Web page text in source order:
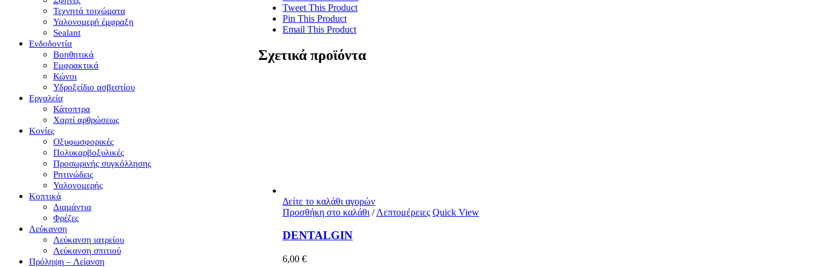
Tweet This Product
Pin This Product
Email This Product
Σχετικά προϊόντα
Δείτε το καλάθι αγορών
Προσθήκη στο καλάθι / Λεπτομέρειες Quick View
DENTALGIN
6,00 €
Τεχνητά τοιχώματα
Υαλονομερή έμφραξη
Sealant
Ενδοδοντία
Βοηθητικά
Εμφρακτικά
Κώνοι
Υδροξείδιο ασβεστίου
Εργαλεία
Κάτοπτρα
Χαρτί αρθρώσεως
Κονίες
Οξυφωσφορικές
Πολυκαρβοξυλικές
Προσωρινής συγκόλλησης
Ρητινώδεις
Υαλονομερής
Κοπτικά
Διαμάντια
Φρέζες
Λεύκανση
Λεύκανση ιατρείου
Λεύκανση σπιτιού
Πρόληψη – Λείανση